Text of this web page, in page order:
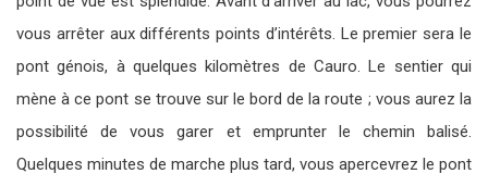
vous arrêter aux différents points d’intérêts. Le premier sera le
pont génois, à quelques kilomètres de Cauro. Le sentier qui
mène à ce pont se trouve sur le bord de la route ; vous aurez la
possibilité de vous garer et emprunter le chemin balisé.
Quelques minutes de marche plus tard, vous apercevrez le pont